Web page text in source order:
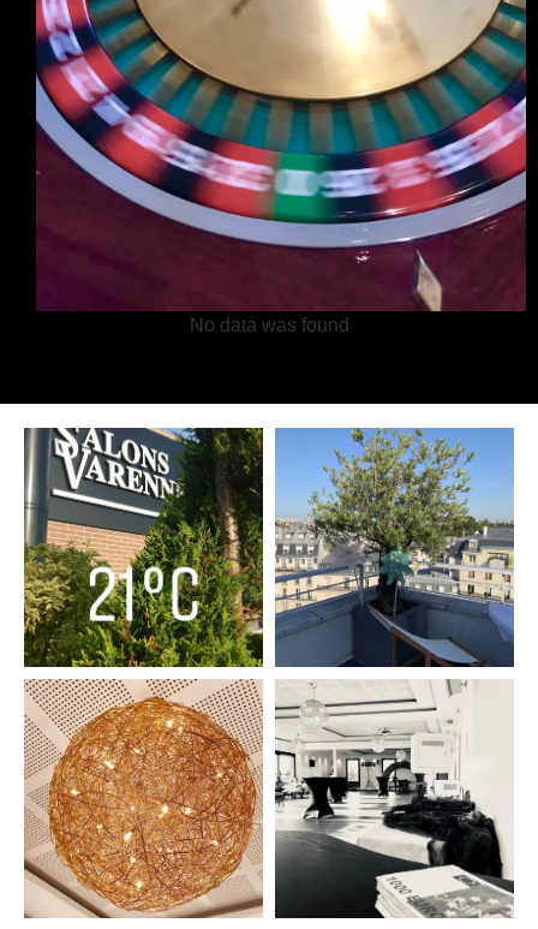
No data was found